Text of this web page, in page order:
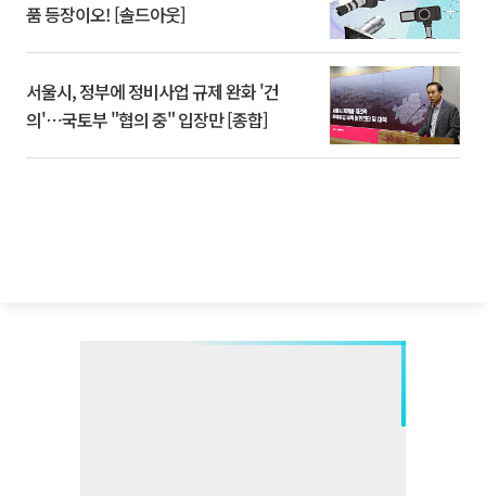
품 등장이오! [솔드아웃]
서울시, 정부에 정비사업 규제 완화 '건
의'⋯국토부 "협의 중" 입장만 [종합]